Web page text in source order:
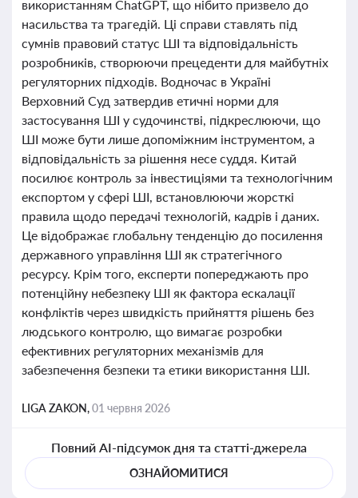
використанням ChatGPT, що нібито призвело до
насильства та трагедій. Ці справи ставлять під
сумнів правовий статус ШІ та відповідальність
розробників, створюючи прецеденти для майбутніх
регуляторних підходів. Водночас в Україні
Верховний Суд затвердив етичні норми для
застосування ШІ у судочинстві, підкреслюючи, що
ШІ може бути лише допоміжним інструментом, а
відповідальність за рішення несе суддя. Китай
посилює контроль за інвестиціями та технологічним
експортом у сфері ШІ, встановлюючи жорсткі
правила щодо передачі технологій, кадрів і даних.
Це відображає глобальну тенденцію до посилення
державного управління ШІ як стратегічного
ресурсу. Крім того, експерти попереджають про
потенційну небезпеку ШІ як фактора ескалації
конфліктів через швидкість прийняття рішень без
людського контролю, що вимагає розробки
ефективних регуляторних механізмів для
забезпечення безпеки та етики використання ШІ.
LIGA ZAKON,01 червня 2026
Повний AI-підсумок дня та статті-джерела
ОЗНАЙОМИТИСЯ